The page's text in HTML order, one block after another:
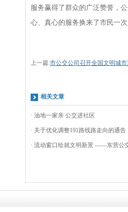
服务赢得了群众的广泛赞誉，
心、真心的服务换来了市民一
上一篇:市公交公司召开全国文明城
相关文章
· 油地一家亲 公交进社区
· 关于优化调整191路线路走向的通告
· 流动窗口绘就文明新景 ——东营公